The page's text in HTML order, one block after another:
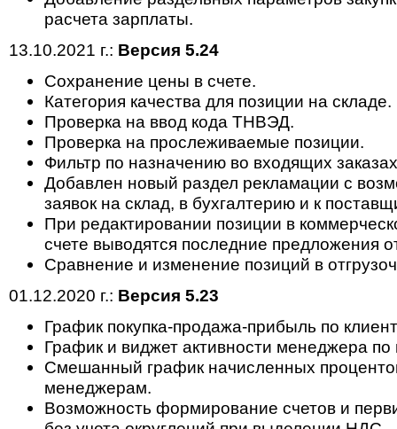
расчета зарплаты.
13.10.2021 г.: Версия 5.24
Сохранение цены в счете.
Категория качества для позиции на складе.
Проверка на ввод кода ТНВЭД.
Проверка на прослеживаемые позиции.
Фильтр по назначению во входящих
Добавлен новый раздел рекламации с
заявок на склад, в бухгалтерию и к
При редактировании позиции в
счете выводятся последние предложения
Сравнение и изменение позиций в
01.12.2020 г.: Версия 5.23
График покупка-продажа-прибыль по
График и виджет активности менеджера
Смешанный график начисленных
менеджерам.
Возможность формирование счетов и